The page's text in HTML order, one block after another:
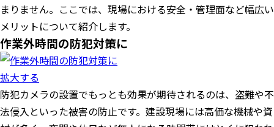
まりません。ここでは、現場における安全・管理面など幅広い
メリットについて紹介します。
作業外時間の防犯対策に
拡大する
防犯カメラの設置でもっとも効果が期待されるのは、盗難や不
法侵入といった被害の防止です。建設現場には高価な機械や資